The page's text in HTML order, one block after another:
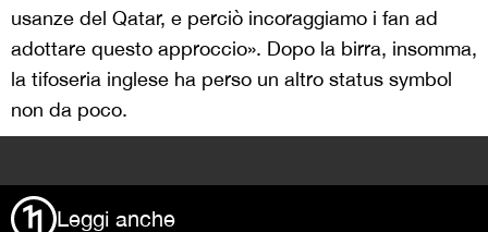
usanze del Qatar, e perciò incoraggiamo i fan ad
adottare questo approccio». Dopo la birra, insomma,
la tifoseria inglese ha perso un altro status symbol
non da poco.
Leggi anche